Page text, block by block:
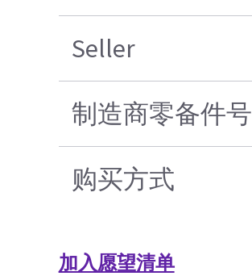
Seller
制造商零备件号
购买方式
加入愿望清单